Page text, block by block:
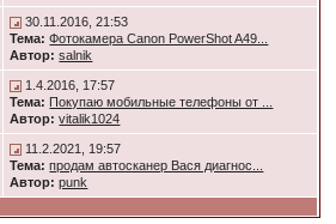
30.11.2016, 21:53
Тема: Фотокамера Canon PowerShot A49...
Автор: salnik
1.4.2016, 17:57
Тема: Покупаю мобильные телефоны от ...
Автор: vitalik1024
11.2.2021, 19:57
Тема: продам автосканер Вася диагнос...
Автор: punk